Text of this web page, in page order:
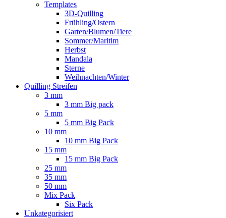
Templates
3D-Quilling
Frühling/Ostern
Garten/Blumen/Tiere
Sommer/Maritim
Herbst
Mandala
Sterne
Weihnachten/Winter
Quilling Streifen
3 mm
3 mm Big pack
5 mm
5 mm Big Pack
10 mm
10 mm Big Pack
15 mm
15 mm Big Pack
25 mm
35 mm
50 mm
Mix Pack
Six Pack
Unkategorisiert